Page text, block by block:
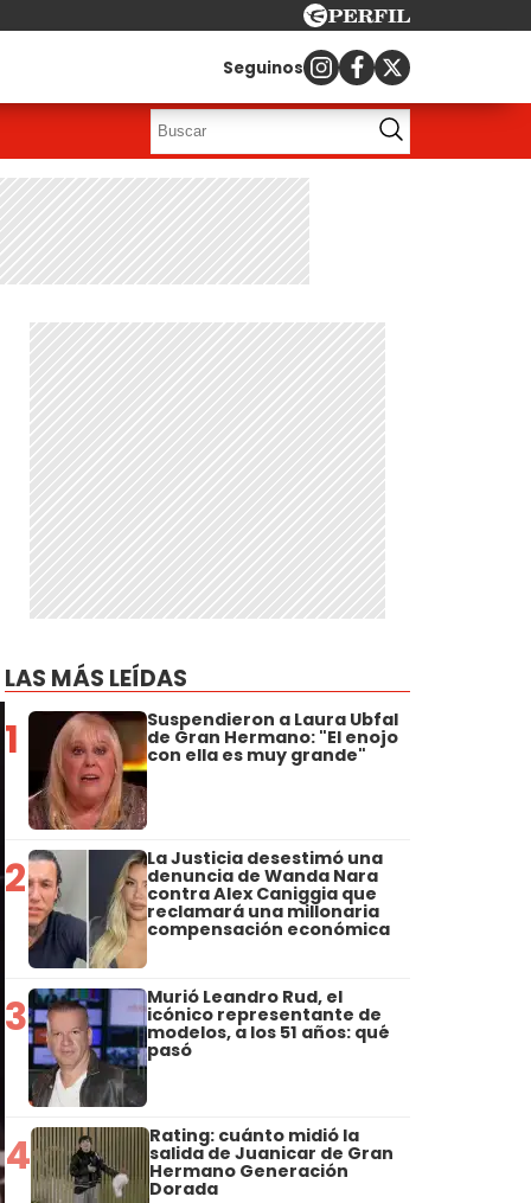
Seguinos
LAS MÁS LEÍDAS
1 Suspendieron a Laura Ubfal
de Gran Hermano: "El enojo
con ella es muy grande"
2 La Justicia desestimó una
denuncia de Wanda Nara
contra Alex Caniggia que
reclamará una millonaria
compensación económica
3 Murió Leandro Rud, el
icónico representante de
modelos, a los 51 años: qué
pasó
4 Rating: cuánto midió la
salida de Juanicar de Gran
Hermano Generación
Dorada